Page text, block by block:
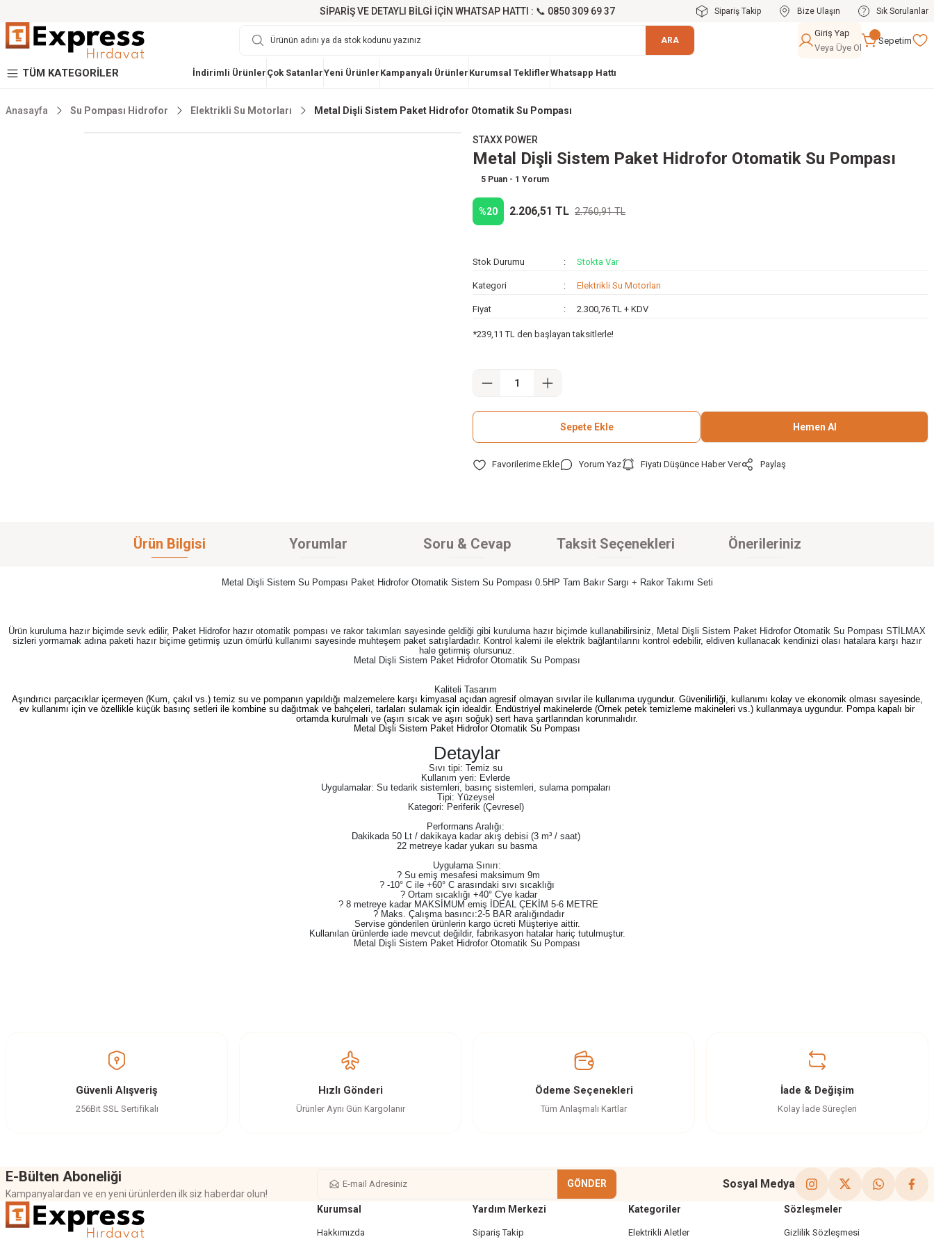
SİPARİŞ VE DETAYLI BİLGİ İÇİN WHATSAP HATTI : 📞 0850 309 69 37 Sipariş Takip Bize Ulaşın Sık Sorulanlar
ARA
Giriş Yap
Veya Üye Ol
Sepetim
TÜM KATEGORİLER İndirimli Ürünler Çok SatanlarYeni Ürünler Kampanyalı Ürünler Kurumsal TekliflerWhatsapp Hattı
Anasayfa Su Pompası Hidrofor Elektrikli Su Motorları Metal Dişli Sistem Paket Hidrofor Otomatik Su Pompası
STAXX POWER
Metal Dişli Sistem Paket Hidrofor Otomatik Su Pompası
5 Puan - 1 Yorum
%20 2.206,51 TL 2.760,91 TL
Stok Durumu Stokta Var
Kategori Elektrikli Su Motorları
Fiyat 2.300,76 TL + KDV
*239,11 TL den başlayan taksitlerle!
Sepete Ekle Hemen Al
Yorum Yaz Fiyatı Düşünce Haber Ver Paylaş
Ürün Bilgisi Yorumlar Soru & Cevap Taksit Seçenekleri Önerileriniz
Metal Dişli Sistem Su Pompası Paket Hidrofor Otomatik Sistem Su Pompası 0.5HP Tam Bakır Sargı + Rakor Takımı Seti
Ürün kuruluma hazır biçimde sevk edilir, Paket Hidrofor hazır otomatik pompası ve rakor takımları sayesinde geldiği gibi kuruluma hazır biçimde kullanabilirsiniz, Metal Dişli Sistem Paket Hidrofor Otomatik Su Pompası STİLMAX
sizleri yormamak adına paketi hazır biçime getirmiş uzun ömürlü kullanımı sayesinde muhteşem paket satışlardadır. Kontrol kalemi ile elektrik bağlantılarını kontrol edebilir, eldiven kullanacak kendinizi olası hatalara karşı hazır
hale getirmiş olursunuz.
Metal Dişli Sistem Paket Hidrofor Otomatik Su Pompası
Kaliteli Tasarım
Aşındırıcı parçacıklar içermeyen (Kum, çakıl vs.) temiz su ve pompanın yapıldığı malzemelere karşı kimyasal açıdan agresif olmayan sıvılar ile kullanıma uygundur. Güvenilirliği, kullanımı kolay ve ekonomik olması sayesinde,
ev kullanımı için ve özellikle küçük basınç setleri ile kombine su dağıtmak ve bahçeleri, tarlaları sulamak için idealdir. Endüstriyel makinelerde (Örnek petek temizleme makineleri vs.) kullanmaya uygundur. Pompa kapalı bir
ortamda kurulmalı ve (aşırı sıcak ve aşırı soğuk) sert hava şartlarından korunmalıdır.
Metal Dişli Sistem Paket Hidrofor Otomatik Su Pompası
Detaylar
Sıvı tipi: Temiz su
Kullanım yeri: Evlerde
Uygulamalar: Su tedarik sistemleri, basınç sistemleri, sulama pompaları
Tipi: Yüzeysel
Kategori: Periferik (Çevresel)
Performans Aralığı:
Dakikada 50 Lt / dakikaya kadar akış debisi (3 m³ / saat)
22 metreye kadar yukarı su basma
Uygulama Sınırı:
? Su emiş mesafesi maksimum 9m
? -10° C ile +60° C arasındaki sıvı sıcaklığı
? Ortam sıcaklığı +40° C'ye kadar
? 8 metreye kadar MAKSİMUM emiş İDEAL ÇEKİM 5-6 METRE
? Maks. Çalışma basıncı:2-5 BAR aralığındadır
Servise gönderilen ürünlerin kargo ücreti Müşteriye aittir.
Kullanılan ürünlerde iade mevcut değildir, fabrikasyon hatalar hariç tutulmuştur.
Metal Dişli Sistem Paket Hidrofor Otomatik Su Pompası
Set olarak geldi, kurduk çalışıyor sorun yok
Ç... D... | 03/08/2024
Ürün açıklamasında eksik bilgiler bulunuyor.
Gönder
Güvenli Alışveriş
256Bit SSL Sertifikalı
Hızlı Gönderi
Ürünler Aynı Gün Kargolanır
Ödeme Seçenekleri
Tüm Anlaşmalı Kartlar
İade & Değişim
Kolay İade Süreçleri
E-Bülten Aboneliği
Kampanyalardan ve en yeni ürünlerden ilk siz haberdar olun!
GÖNDER Sosyal Medya
Kurumsal
Hakkımızda
Yardım Merkezi
Sipariş Takip
Kategoriler
Elektrikli Aletler
Sözleşmeler
Gizlilik Sözleşmesi